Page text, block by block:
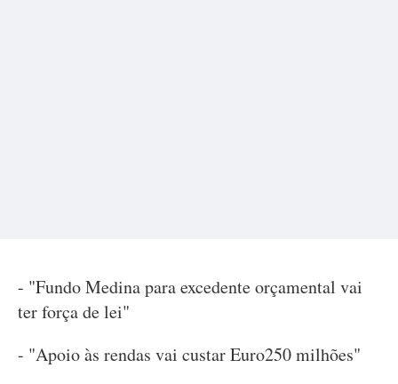
- "Fundo Medina para excedente orçamental vai
ter força de lei"
- "Apoio às rendas vai custar Euro250 milhões"